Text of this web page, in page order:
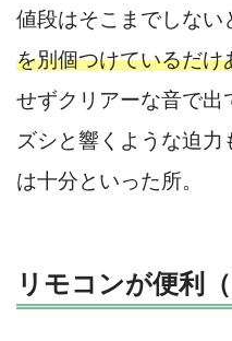
値段はそこまでしない
を別個つけているだけ
せずクリアーな音で出
ズシと響くような迫力
は十分といった所。
リモコンが便利（